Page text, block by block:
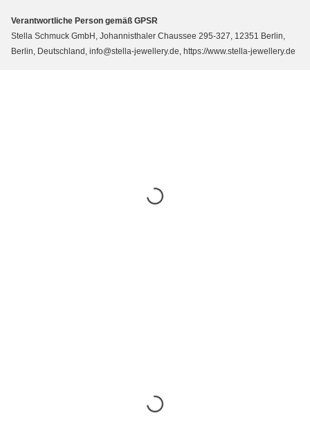
Verantwortliche Person gemäß GPSR
Stella Schmuck GmbH, Johannisthaler Chaussee 295-327, 12351 Berlin,
Berlin, Deutschland, info@stella-jewellery.de, https://www.stella-jewellery.de